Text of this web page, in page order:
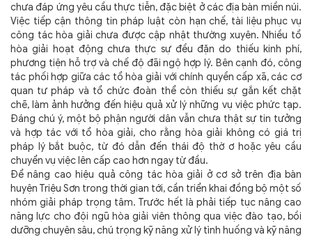
chưa đáp ứng yêu cầu thực tiễn, đặc biệt ở các địa bàn miền núi.
Việc tiếp cận thông tin pháp luật còn hạn chế, tài liệu phục vụ
công tác hòa giải chưa được cập nhật thường xuyên. Nhiều tổ
hòa giải hoạt động chưa thực sự đều đặn do thiếu kinh phí,
phương tiện hỗ trợ và chế độ đãi ngộ hợp lý. Bên cạnh đó, công
tác phối hợp giữa các tổ hòa giải với chính quyền cấp xã, các cơ
quan tư pháp và tổ chức đoàn thể còn thiếu sự gắn kết chặt
chẽ, làm ảnh hưởng đến hiệu quả xử lý những vụ việc phức tạp.
Đáng chú ý, một bộ phận người dân vẫn chưa thật sự tin tưởng
và hợp tác với tổ hòa giải, cho rằng hòa giải không có giá trị
pháp lý bắt buộc, từ đó dẫn đến thái độ thờ ơ hoặc yêu cầu
chuyển vụ việc lên cấp cao hơn ngay từ đầu.
Để nâng cao hiệu quả công tác hòa giải ở cơ sở trên địa bàn
huyện Triệu Sơn trong thời gian tới, cần triển khai đồng bộ một số
nhóm giải pháp trọng tâm. Trước hết là phải tiếp tục nâng cao
năng lực cho đội ngũ hòa giải viên thông qua việc đào tạo, bồi
dưỡng chuyên sâu, chú trọng kỹ năng xử lý tình huống và kỹ năng